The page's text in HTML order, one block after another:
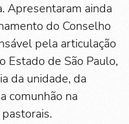
Apresentaram ainda
do Conselho
pela articulação
Estado de São Paulo,
da unidade, da
comunhão na